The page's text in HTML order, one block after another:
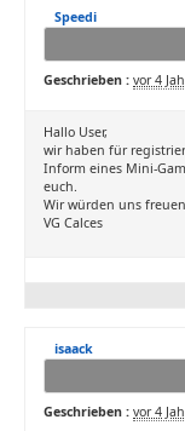
Speedi
Geschrieben : vor 4
Hallo User,
wir haben für
Inform eines Mini-
euch.
Wir würden uns
VG Calces
isaack
Geschrieben : vor 4